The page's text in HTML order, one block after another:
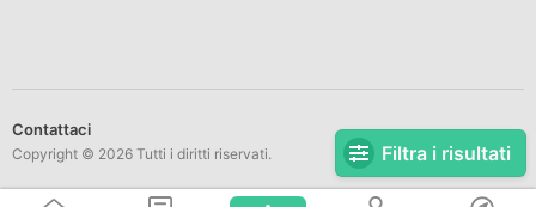
Filtra i risultati
Contattaci
Copyright © 2026 Tutti i diritti riservati.